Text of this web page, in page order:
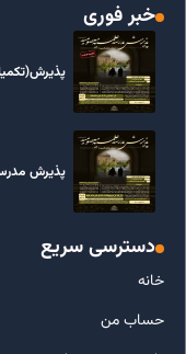
خبر فوری
پذیرش
دسترسی سریع
خانه
حساب من